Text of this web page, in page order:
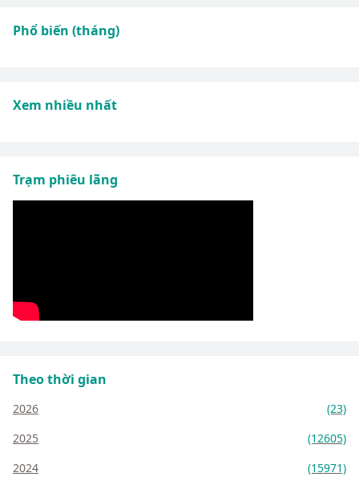
Phổ biến (tháng)
Xem nhiều nhất
Trạm phiêu lãng
Theo thời gian
2026
(23)
2025
(12605)
2024
(15971)